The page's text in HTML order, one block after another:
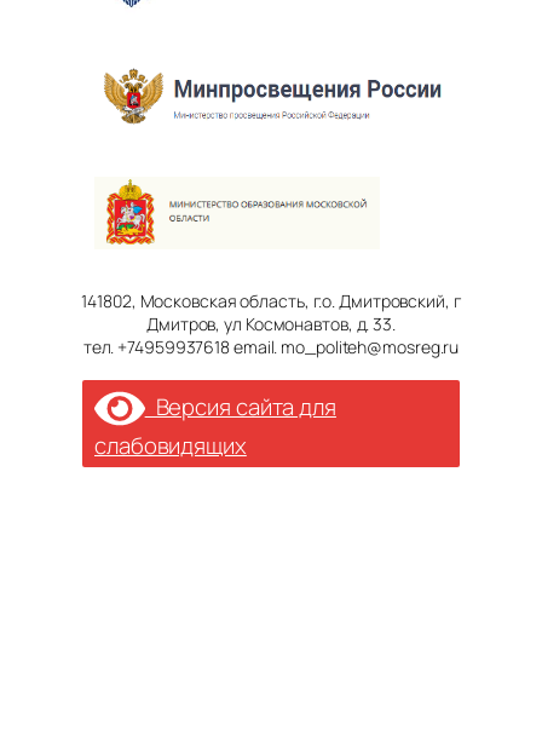
141802, Московская область, г.о. Дмитровский, г
Дмитров, ул Космонавтов, д. 33.
тел. +74959937618 email. mo_politeh@mosreg.ru
Версия сайта для
слабовидящих